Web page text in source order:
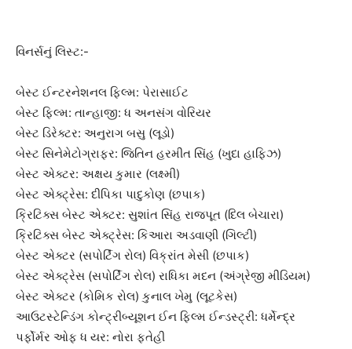
વિનર્સનું લિસ્ટ:-
બેસ્ટ ઈન્ટરનેશનલ ફિલ્મ: પેરાસાઈટ
બેસ્ટ ફિલ્મ: તાન્હાજી: ધ અનસંગ વોરિયર
બેસ્ટ ડિરેક્ટર: અનુરાગ બસુ (લૂડો)
બેસ્ટ સિનેમેટોગ્રાફર: જિતિન હરમીત સિંહ (ખુદા હાફિઝ)
બેસ્ટ એક્ટર: અક્ષય કુમાર (લક્ષ્મી)
બેસ્ટ એક્ટ્રેસ: દીપિકા પાદુકોણ (છપાક)
ક્રિટિક્સ બેસ્ટ એક્ટર: સુશાંત સિંહ રાજપૂત (દિલ બેચારા)
ક્રિટિક્સ બેસ્ટ એક્ટ્રેસ: કિઆરા અડવાણી (ગિલ્ટી)
બેસ્ટ એક્ટર (સપોર્ટિંગ રોલ) વિક્રાંત મેસી (છપાક)
બેસ્ટ એક્ટ્રેસ (સપોર્ટિંગ રોલ) રાધિકા મદન (અંગ્રેજી મીડિયમ)
બેસ્ટ એક્ટર (કોમિક રોલ) કુનાલ ખેમુ (લૂટકેસ)
આઉટસ્ટેન્ડિંગ કોન્ટ્રીબ્યૂશન ઈન ફિલ્મ ઈન્ડસ્ટ્રી: ધર્મેન્દ્ર
પર્ફોર્મર ઓફ ધ યર: નોરા ફતેહી